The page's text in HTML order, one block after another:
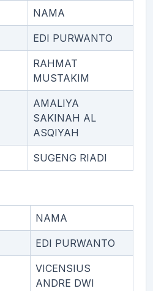
NAMA
EDI PURWANTO
RAHMAT
MUSTAKIM
AMALIYA
SAKINAH AL
ASQIYAH
SUGENG RIADI
NAMA
EDI PURWANTO
VICENSIUS
ANDRE DWI